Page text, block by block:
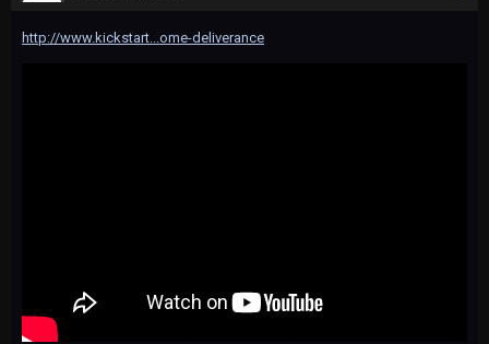
http://www.kickstart...ome-deliverance